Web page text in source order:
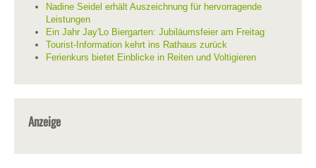
Nadine Seidel erhält Auszeichnung für hervorragende
Leistungen
Ein Jahr Jay'Lo Biergarten: Jubiläumsfeier am Freitag
Tourist-Information kehrt ins Rathaus zurück
Ferienkurs bietet Einblicke in Reiten und Voltigieren
Anzeige